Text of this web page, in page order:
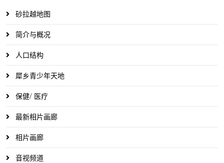
砂拉越地图
简介与概况
人口结构
犀乡青少年天地
保健/ 医疗
最新相片画廊
相片画廊
音视频道